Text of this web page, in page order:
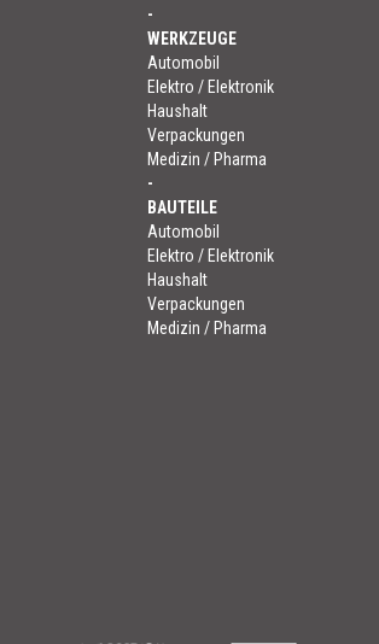
-
WERKZEUGE
Automobil
Elektro / Elektronik
Haushalt
Verpackungen
Medizin / Pharma
-
BAUTEILE
Automobil
Elektro / Elektronik
Haushalt
Verpackungen
Medizin / Pharma